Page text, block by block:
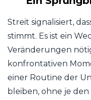
Streit signalisiert,
stimmt. Es ist ein
Veränderungen
konfrontativen
einer Routine der
bleiben, ohne je